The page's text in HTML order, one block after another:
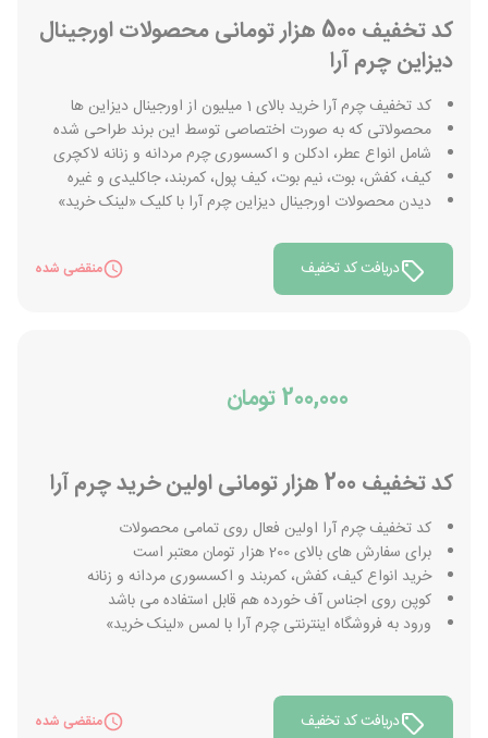
کد تخفیف 500 هزار تومانی محصولات اورجینال
دیزاین چرم آرا
کد تخفیف چرم آرا خرید بالای 1 میلیون از اورجینال دیزاین ها
محصولاتی که به صورت اختصاصی توسط این برند طراحی شده
شامل انواع عطر، ادکلن و اکسسوری چرم مردانه و زنانه لاکچری
کیف، کفش، بوت، نیم بوت، کیف پول، کمربند، جاکلیدی و غیره
دیدن محصولات اورجینال دیزاین چرم آرا با کلیک «لینک خرید»
دریافت کد تخفیف منقضی شده
200,000 تومان
کد تخفیف 200 هزار تومانی اولین خرید چرم آرا
کد تخفیف چرم آرا اولین فعال روی تمامی محصولات
برای سفارش های بالای 200 هزار تومان معتبر است
خرید انواع کیف، کفش، کمربند و اکسسوری مردانه و زنانه
کوپن روی اجناس آف خورده هم قابل استفاده می باشد
ورود به فروشگاه اینترنتی چرم آرا با لمس «لینک خرید»
دریافت کد تخفیف منقضی شده